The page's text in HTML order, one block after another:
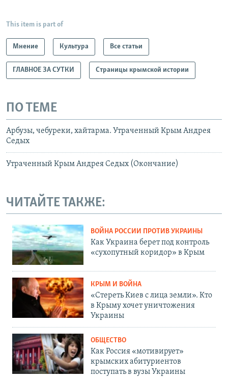
This item is part of
Мнение Культура Все статьи
ГЛАВНОЕ ЗА СУТКИ Страницы крымской истории
ПО ТЕМЕ
Арбузы, чебуреки, хайтарма. Утраченный Крым Андрея
Седых
Утраченный Крым Андрея Седых (Окончание)
ЧИТАЙТЕ ТАКЖЕ:
ВОЙНА РОССИИ ПРОТИВ УКРАИНЫ
Как Украина берет под контроль
«сухопутный коридор» в Крым
КРЫМ И ВОЙНА
«Стереть Киев с лица земли». Кто
в Крыму хочет уничтожения
Украины
ОБЩЕСТВО
Как Россия «мотивирует»
крымских абитуриентов
поступать в вузы Украины